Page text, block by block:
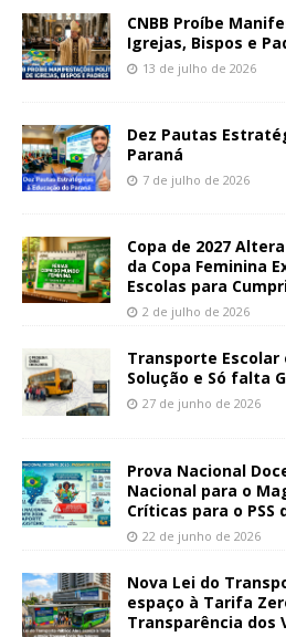
CNBB Proíbe
Igrejas, Bispos e
13 de julho de 2026
Dez Pautas
Paraná
7 de julho de 2026
Copa de 2027
da Copa Feminina
Escolas para
2 de julho de 2026
Transporte
Solução e Só falta
27 de junho de 2026
Prova Nacional
Nacional para o
Críticas para o PSS
22 de junho de 2026
Nova Lei do
espaço à Tarifa
Transparência dos